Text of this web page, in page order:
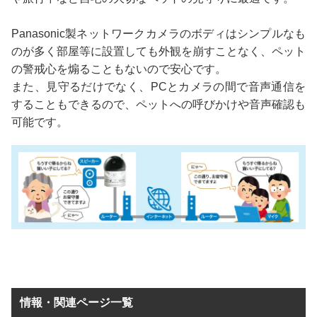
Panasonic製ネットワークカメラのボディはシンプルなも
のが多く部屋等に設置しても外観を崩すことなく、ペット
の警戒心を煽ることもないので安心です。
また、見守るだけでなく、PCとカメラの間で音声通信を
することもできるので、ペットへの呼びかけや音声確認も
可能です。
情報・関連ページ一覧